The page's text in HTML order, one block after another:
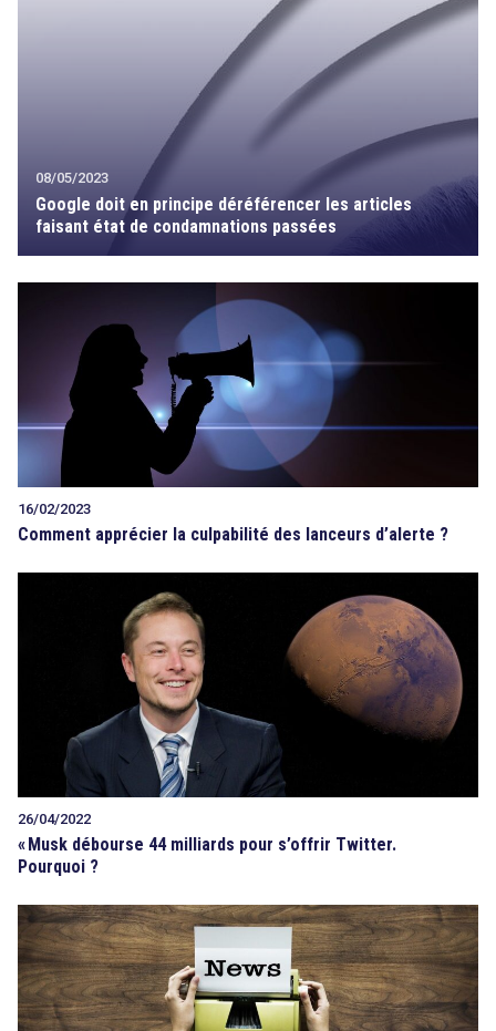
08/05/2023
Google doit en principe déréférencer les articles
faisant état de condamnations passées
16/02/2023
Comment apprécier la culpabilité des lanceurs d’alerte ?
26/04/2022
« Musk débourse 44 milliards pour s’offrir Twitter.
Pourquoi ?